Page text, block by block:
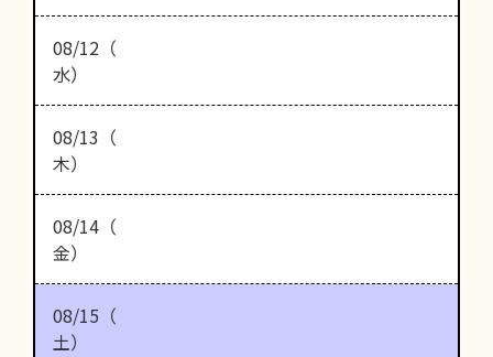
08/12（
水）
08/13（
木）
08/14（
金）
08/15（
土）